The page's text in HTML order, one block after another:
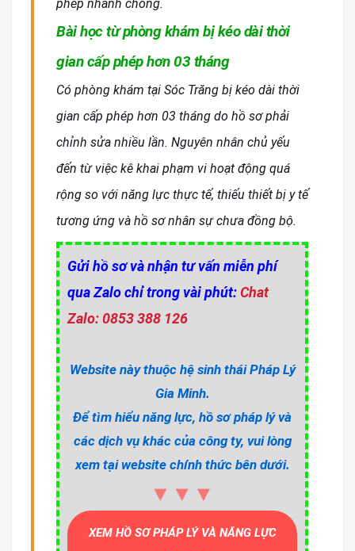
phép nhanh chóng.
Bài học từ phòng khám bị kéo dài thời
gian cấp phép hơn 03 tháng
Có phòng khám tại Sóc Trăng bị kéo dài thời
gian cấp phép hơn 03 tháng do hồ sơ phải
chỉnh sửa nhiều lần. Nguyên nhân chủ yếu
đến từ việc kê khai phạm vi hoạt động quá
rộng so với năng lực thực tế, thiếu thiết bị y tế
tương ứng và hồ sơ nhân sự chưa đồng bộ.
Gửi hồ sơ và nhận tư vấn miễn phí
qua Zalo chỉ trong vài phút:Chat
Zalo: 0853 388 126
Website này thuộc hệ sinh thái Pháp Lý
Gia Minh.
Để tìm hiểu năng lực, hồ sơ pháp lý và
các dịch vụ khác của công ty, vui lòng
xem tại website chính thức bên dưới.
▼▼▼
XEM HỒ SƠ PHÁP LÝ VÀ NĂNG LỰC